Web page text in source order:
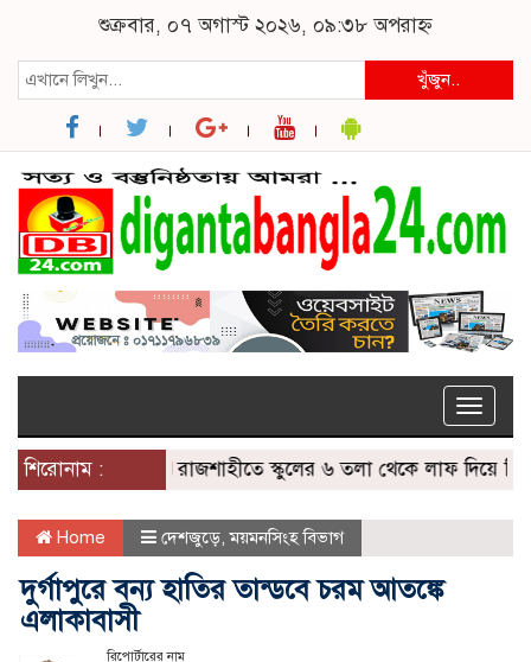
শুক্রবার, ০৭ অগাস্ট ২০২৬, ০৯:৩৮ অপরাহ্ন
খুঁজুন..
Toggle
শিরোনাম :
রাজশাহীতে স্কুলের ৬ তলা থেকে লাফ দিয়ে
Home দেশজুড়ে ,ময়মনসিংহ বিভাগ
দুর্গাপুরে বন্য হাতির তান্ডবে চরম আতঙ্কে
এলাকাবাসী
রিপোর্টারের নাম